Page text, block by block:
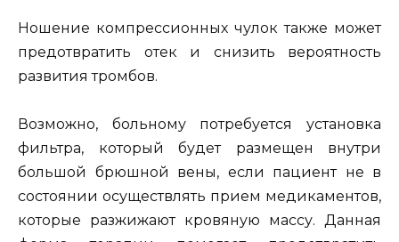
Ношение компрессионных чулок также может
предотвратить отек и снизить вероятность
развития тромбов.
Возможно, больному потребуется установка
фильтра, который будет размещен внутри
большой брюшной вены, если пациент не в
состоянии осуществлять прием медикаментов,
которые разжижают кровяную массу. Данная